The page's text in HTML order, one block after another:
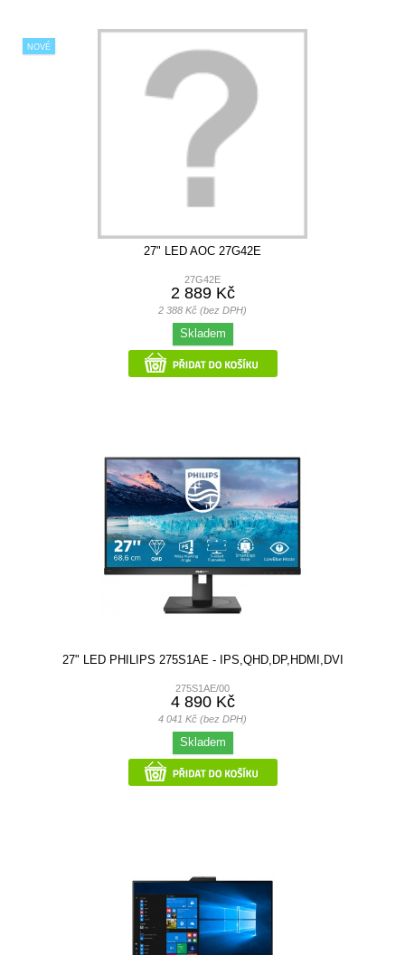
NOVÉ
27" LED AOC 27G42E
27G42E
2 889 Kč
2 388 Kč (bez DPH)
Skladem
27" LED PHILIPS 275S1AE - IPS,QHD,DP,HDMI,DVI
275S1AE/00
4 890 Kč
4 041 Kč (bez DPH)
Skladem